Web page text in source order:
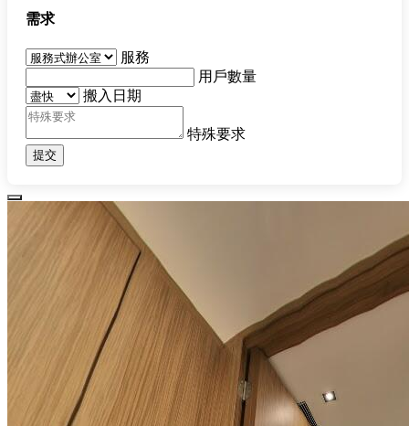
需求
服務
用戶數量
搬入日期
特殊要求
提交